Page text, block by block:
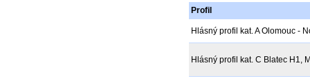
Profil
Hlásný profil kat. A Olomouc -
Hlásný profil kat. C Blatec H1,